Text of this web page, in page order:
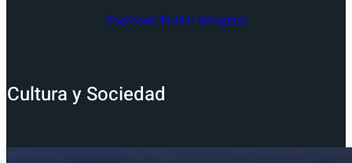
Facebook Twitter Instagram
Cultura y Sociedad